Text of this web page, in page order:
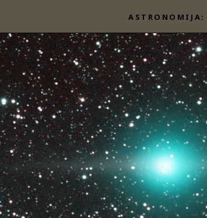
turinio
ASTRONOMIJA: